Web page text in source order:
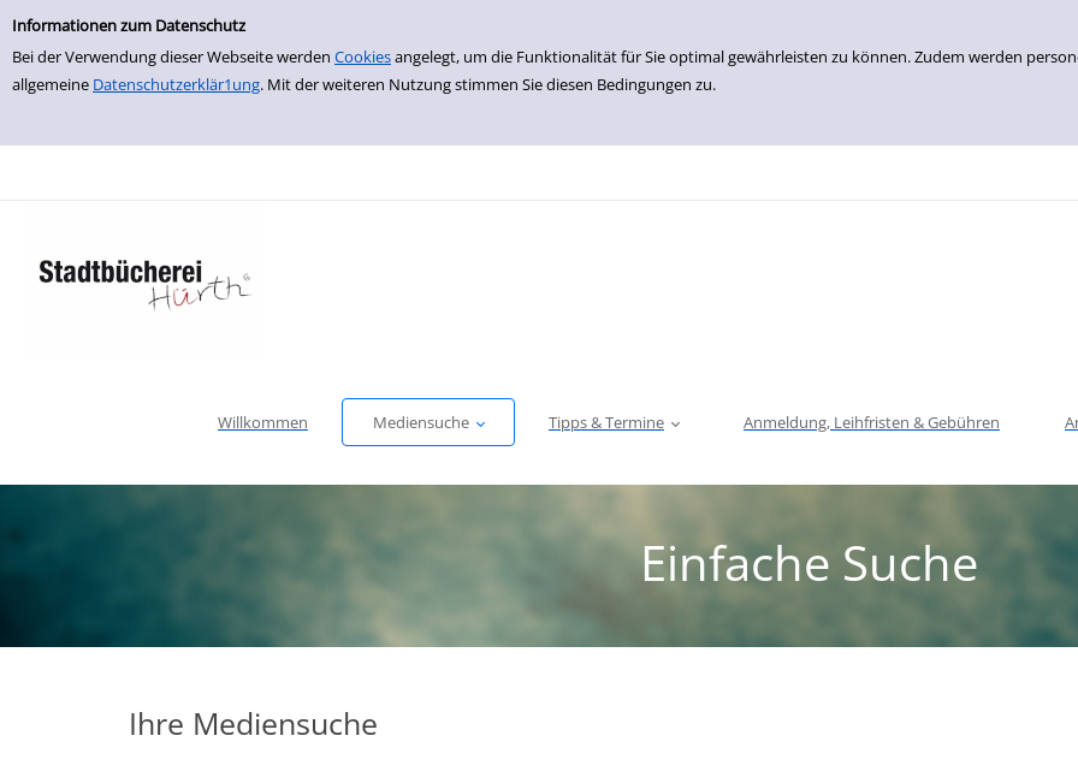
Einfache Suche
Informationen zum Datenschutz
Bei der Verwendung dieser Webseite werden Cookiesangelegt, um die Funktionalität für Sie optimal gewährleisten zu können. Zudem werden
allgemeine Datenschutzerklär1ung. Mit der weiteren Nutzung stimmen Sie diesen Bedingungen zu.
zur Navigation springen
zum Inhalt springen
Zu den Suchfiltern springen
Zur Trefferliste springen
Willkommen Mediensuche Tipps & Termine Anmeldung, Leihfristen & Gebühren
Einfache Suche
Ihre Mediensuche